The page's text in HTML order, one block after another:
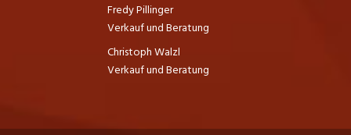
Fredy Pillinger
Verkauf und Beratung
Christoph Walzl
Verkauf und Beratung